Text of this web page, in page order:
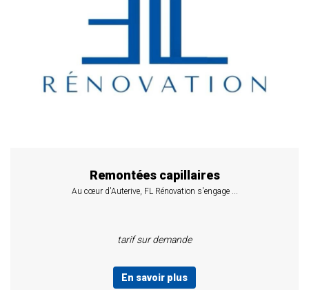
Remontées capillaires
Au cœur d'Auterive, FL Rénovation s'engage ...
tarif sur demande
En savoir plus